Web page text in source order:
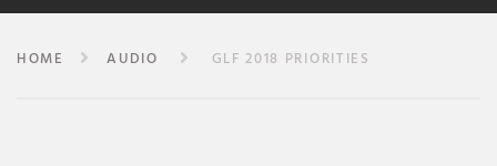
HOME AUDIO GLF 2018 PRIORITIES